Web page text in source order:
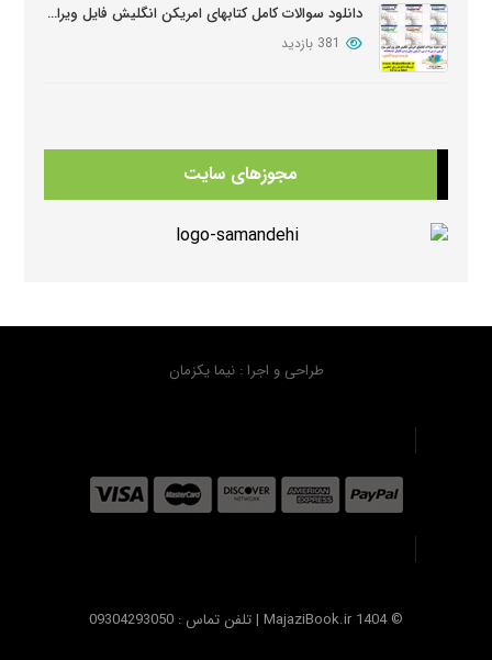
دانلود سوالات کامل کتابهای امریکن انگلیش فایل ویرایش سوم American English FileThird Edition Exam Package
381 بازدید
دانلود منابع کتابهای American Think ویرایش دوم
مجوزهای سایت
طراحی و اجرا : نیما یکزمان
© MajaziBook.ir 1404 | تلفن تماس : 09304293050